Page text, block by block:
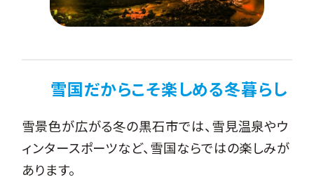
雪国だからこそ楽しめる冬暮らし
雪景色が広がる冬の黒石市では、雪見温泉やウ
ィンタースポーツなど、雪国ならではの楽しみが
あります。